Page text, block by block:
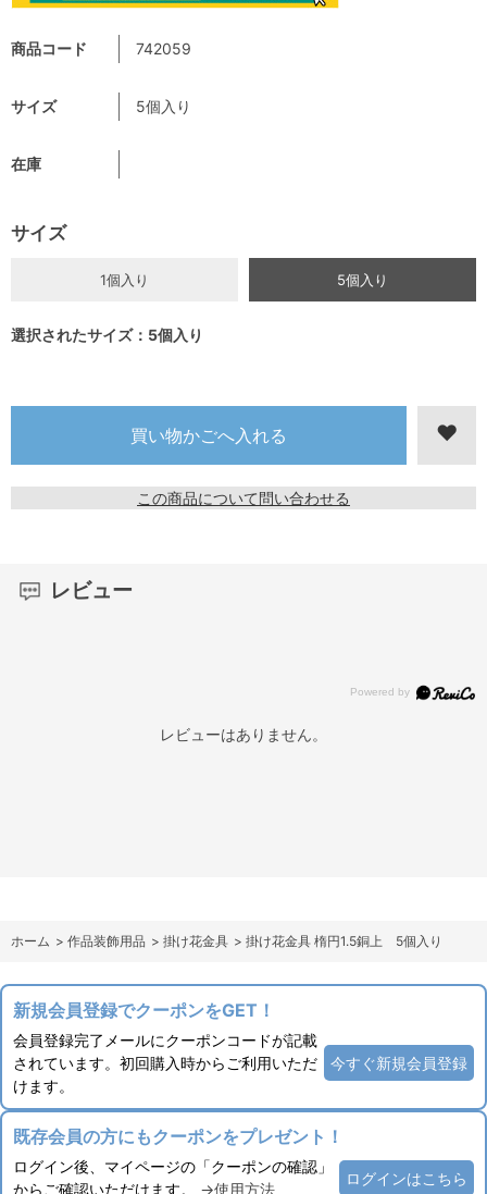
商品コード 742059
サイズ 5個入り
在庫
サイズ
1個入り 5個入り
選択されたサイズ：5個入り
この商品について問い合わせる
レビュー
レビューはありません。
ホーム > 作品装飾用品 > 掛け花金具 > 掛け花金具 楕円1.5銅上 5個入り
新規会員登録でクーポンをGET！
会員登録完了メールにクーポンコードが記載
されています。初回購入時からご利用いただ
けます。
今すぐ新規会員登録
既存会員の方にもクーポンをプレゼント！
ログイン後、マイページの「クーポンの確認」
からご確認いただけます。 →使用方法
ログインはこちら